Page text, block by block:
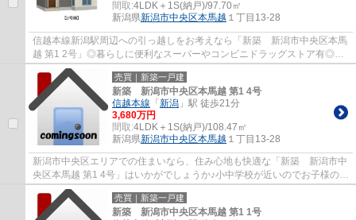
間取:4LDK＋1S(納戸)/97.70㎡
新潟県新潟市中央区本馬越 １丁目13-28
信越本線新潟駅周辺への引っ越しをお考えなら「新築 新潟市中央区本馬
越 第1 2号」◎暮らしに便利なスーパーやコンビニドラッグストア有◎新
潟ケンオー不動産は、新潟市中央区にある...
売買｜新築一戸建
新築 新潟市中央区本馬越 第1 4号
信越本線 「 新潟 」駅 徒歩21分
3,680万円
間取:4LDK＋1S(納戸)/108.47㎡
新潟県新潟市中央区本馬越 １丁目13-28
新潟市中央区エリアでの住まいなら、住み心地も快適な「新築 新潟市中
央区本馬越 第1 4号」はいかがでしょうか♪小中学校が近いのでお子様のい
るご家庭は安心！！複層ガラスは夏場の...
売買｜新築一戸建
新築 新潟市中央区本馬越 第1 1号